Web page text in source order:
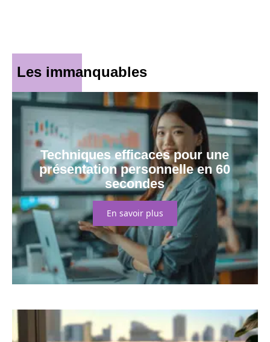
Les immanquables
Techniques efficaces pour une
présentation personnelle en 60
secondes
En savoir plus